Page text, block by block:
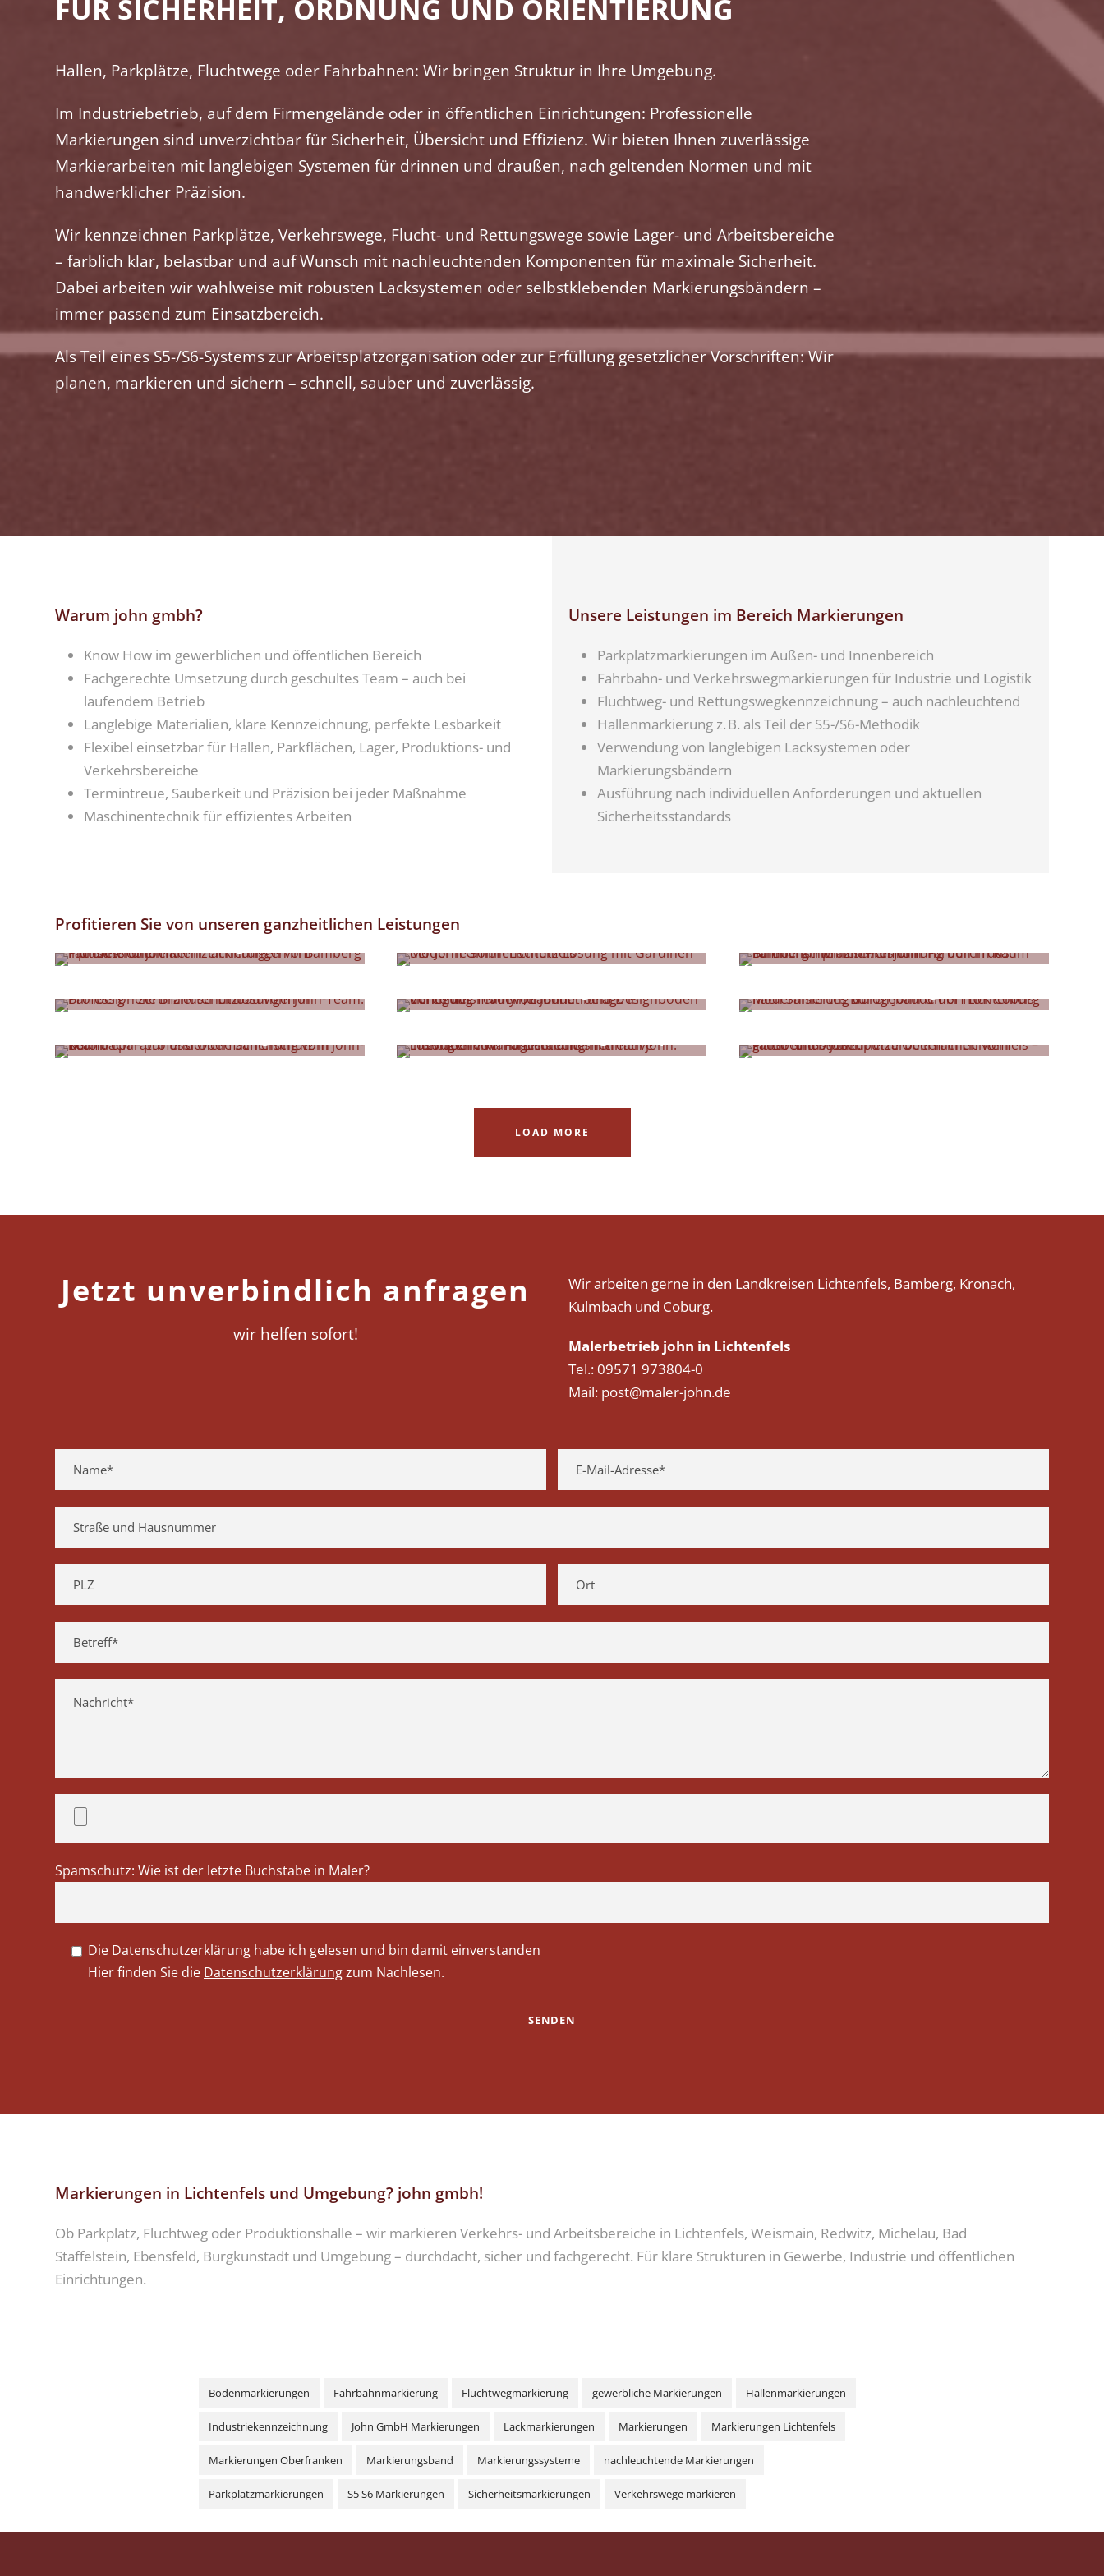
FÜR SICHERHEIT, ORDNUNG UND ORIENTIERUNG
Hallen, Parkplätze, Fluchtwege oder Fahrbahnen: Wir bringen Struktur in Ihre Umgebung.
Im Industriebetrieb, auf dem Firmengelände oder in öffentlichen Einrichtungen: Professionelle
Markierungen sind unverzichtbar für Sicherheit, Übersicht und Effizienz. Wir bieten Ihnen zuverlässige
Markierarbeiten mit langlebigen Systemen für drinnen und draußen, nach geltenden Normen und mit
handwerklicher Präzision.
Wir kennzeichnen Parkplätze, Verkehrswege, Flucht- und Rettungswege sowie Lager- und Arbeitsbereiche
– farblich klar, belastbar und auf Wunsch mit nachleuchtenden Komponenten für maximale Sicherheit.
Dabei arbeiten wir wahlweise mit robusten Lacksystemen oder selbstklebenden Markierungsbändern –
immer passend zum Einsatzbereich.
Als Teil eines S5-/S6-Systems zur Arbeitsplatzorganisation oder zur Erfüllung gesetzlicher Vorschriften: Wir
planen, markieren und sichern – schnell, sauber und zuverlässig.
Warum john gmbh?
Know How im gewerblichen und öffentlichen Bereich
Fachgerechte Umsetzung durch geschultes Team – auch bei
laufendem Betrieb
Langlebige Materialien, klare Kennzeichnung, perfekte Lesbarkeit
Flexibel einsetzbar für Hallen, Parkflächen, Lager, Produktions- und
Verkehrsbereiche
Termintreue, Sauberkeit und Präzision bei jeder Maßnahme
Maschinentechnik für effizientes Arbeiten
Unsere Leistungen im Bereich Markierungen
Parkplatzmarkierungen im Außen- und Innenbereich
Fahrbahn- und Verkehrswegmarkierungen für Industrie und Logistik
Fluchtweg- und Rettungswegkennzeichnung – auch nachleuchtend
Hallenmarkierung z. B. als Teil der S5-/S6-Methodik
Verwendung von langlebigen Lacksystemen oder
Markierungsbändern
Ausführung nach individuellen Anforderungen und aktuellen
Sicherheitsstandards
Profitieren Sie von unseren ganzheitlichen Leistungen
LOAD MORE
Jetzt unverbindlich anfragen
wir helfen sofort!
Wir arbeiten gerne in den Landkreisen Lichtenfels, Bamberg, Kronach,
Kulmbach und Coburg.
Malerbetrieb john in Lichtenfels
Tel.: 09571 973804-0
Mail: post@maler-john.de
Spamschutz: Wie ist der letzte Buchstabe in Maler?
Die Datenschutzerklärung habe ich gelesen und bin damit einverstanden
Hier finden Sie die Datenschutzerklärungzum Nachlesen.
Markierungen in Lichtenfels und Umgebung? john gmbh!
Ob Parkplatz, Fluchtweg oder Produktionshalle – wir markieren Verkehrs- und Arbeitsbereiche in Lichtenfels, Weismain, Redwitz, Michelau, Bad
Staffelstein, Ebensfeld, Burgkunstadt und Umgebung – durchdacht, sicher und fachgerecht. Für klare Strukturen in Gewerbe, Industrie und öffentlichen
Einrichtungen.
Bodenmarkierungen Fahrbahnmarkierung Fluchtwegmarkierung gewerbliche Markierungen Hallenmarkierungen
Industriekennzeichnung John GmbH Markierungen Lackmarkierungen Markierungen Markierungen Lichtenfels
Markierungen Oberfranken Markierungsband Markierungssysteme nachleuchtende Markierungen
Parkplatzmarkierungen S5 S6 Markierungen Sicherheitsmarkierungen Verkehrswege markieren